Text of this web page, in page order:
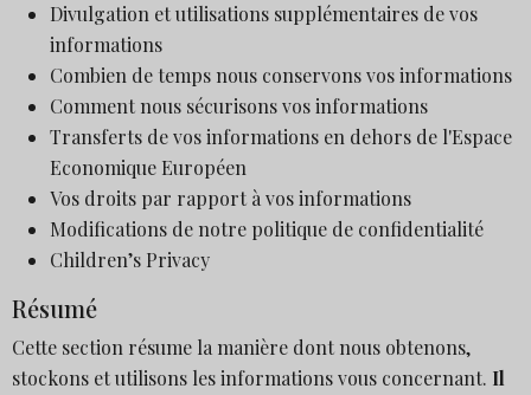
Divulgation et utilisations supplémentaires de vos
informations
Combien de temps nous conservons vos informations
Comment nous sécurisons vos informations
Transferts de vos informations en dehors de l'Espace
Economique Européen
Vos droits par rapport à vos informations
Modifications de notre politique de confidentialité
Children’s Privacy
Résumé
Cette section résume la manière dont nous obtenons,
stockons et utilisons les informations vous concernant. Il